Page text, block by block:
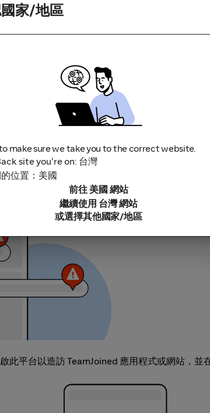
些可能導致無法追蹤你的現金回饋。部分範例
此平台以造訪 TeamJoined 應用程式或網站，並
家/地區
make sure we take you to the correct website.
site you're on: 台灣
位置：美國
前往 美國 網站
繼續使用 台灣 網站
或選擇其他國家/地區